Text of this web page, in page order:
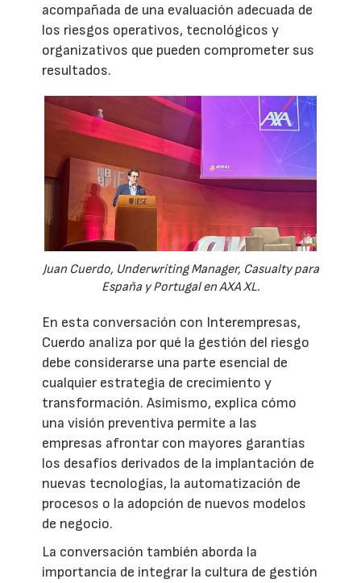
acompañada de una evaluación adecuada de
los riesgos operativos, tecnológicos y
organizativos que pueden comprometer sus
resultados.
Juan Cuerdo, Underwriting Manager, Casualty para
España y Portugal en AXA XL.
En esta conversación con Interempresas,
Cuerdo analiza por qué la gestión del riesgo
debe considerarse una parte esencial de
cualquier estrategia de crecimiento y
transformación. Asimismo, explica cómo
una visión preventiva permite a las
empresas afrontar con mayores garantías
los desafíos derivados de la implantación de
nuevas tecnologías, la automatización de
procesos o la adopción de nuevos modelos
de negocio.
La conversación también aborda la
importancia de integrar la cultura de gestión